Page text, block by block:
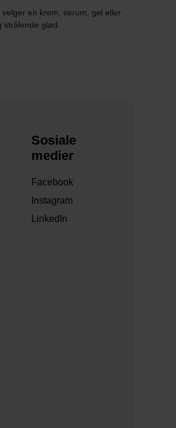
en krem, serum, gel eller
strålende glød.
Sosiale
medier
Facebook
Instagram
LinkedIn